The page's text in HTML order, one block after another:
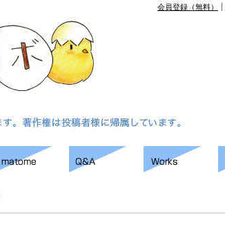
会員登録（無料）